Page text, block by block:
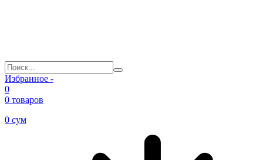
Избранное -
0
0 товаров
0 сум